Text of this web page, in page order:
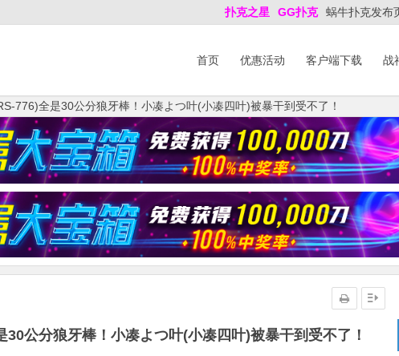
扑克之星 GG扑克 蜗牛扑克发布
首页 优惠活动 客户端下载 战
776)全是30公分狼牙棒！小凑よつ叶(小凑四叶)被暴干到受不了！
30公分狼牙棒！小凑よつ叶(小凑四叶)被暴干到受不了！